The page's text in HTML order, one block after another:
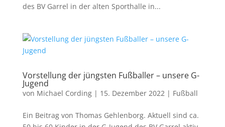
des BV Garrel in der alten Sporthalle in...
Vorstellung der jüngsten Fußballer – unsere G-
Jugend
von Michael Cording| 15. Dezember 2022| Fußball
Ein Beitrag von Thomas Gehlenborg. Aktuell sind ca.